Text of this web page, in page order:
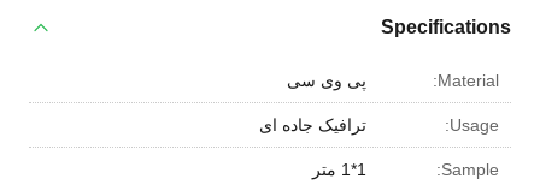
Specifications
Material: پی وی سی
Usage: ترافیک جاده ای
Sample: 1*1 متر